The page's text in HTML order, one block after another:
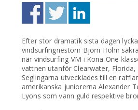
Efter stor dramatik sista dagen
vindsurfingnestorn Björn Holm
när vindsurfing-VM i Kona One-
vattnen utanför Clearwater, Florida,
Seglingarna utvecklades till en
amerikanska juniorerna Alexander
Lyons som vann guld respektive